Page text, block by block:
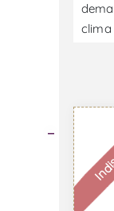
clima